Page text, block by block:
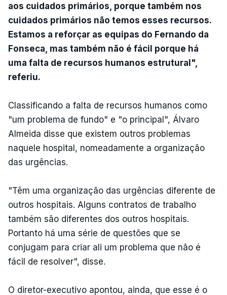
aos cuidados primários, porque também nos
cuidados primários não temos esses recursos.
Estamos a reforçar as equipas do Fernando da
Fonseca, mas também não é fácil porque há
uma falta de recursos humanos estrutural",
referiu.
Classificando a falta de recursos humanos como
"um problema de fundo" e "o principal", Álvaro
Almeida disse que existem outros problemas
naquele hospital, nomeadamente a organização
das urgências.
"Têm uma organização das urgências diferente de
outros hospitais. Alguns contratos de trabalho
também são diferentes dos outros hospitais.
Portanto há uma série de questões que se
conjugam para criar ali um problema que não é
fácil de resolver", disse.
O diretor-executivo apontou, ainda, que esse é o